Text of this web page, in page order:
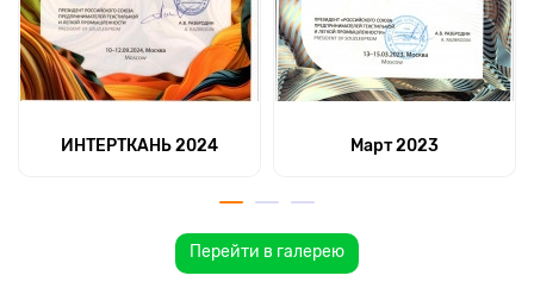
ИНТЕРТКАНЬ 2024 Март 2023
Перейти в галерею